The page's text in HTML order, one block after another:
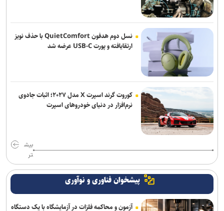
نسل دوم هدفون QuietComfort با حذف نویز
ارتقایافته و پورت USB-C عرضه شد
کوروت گرند اسپرت X مدل ۲۰۲۷؛ اثبات جادوی
نرم‌افزار در دنیای خودروهای اسپرت
بیش
تر
پیشخوان فناوری و نوآوری
آزمون و محاکمه فلزات در آزمایشگاه با یک دستگاه